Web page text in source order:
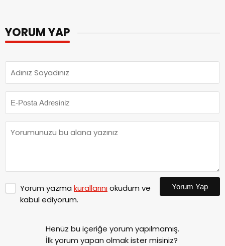
YORUM YAP
Yorum yazma kurallarınıokudum ve
kabul ediyorum.
Yorum Yap
Henüz bu içeriğe yorum yapılmamış.
İlk yorum yapan olmak ister misiniz?